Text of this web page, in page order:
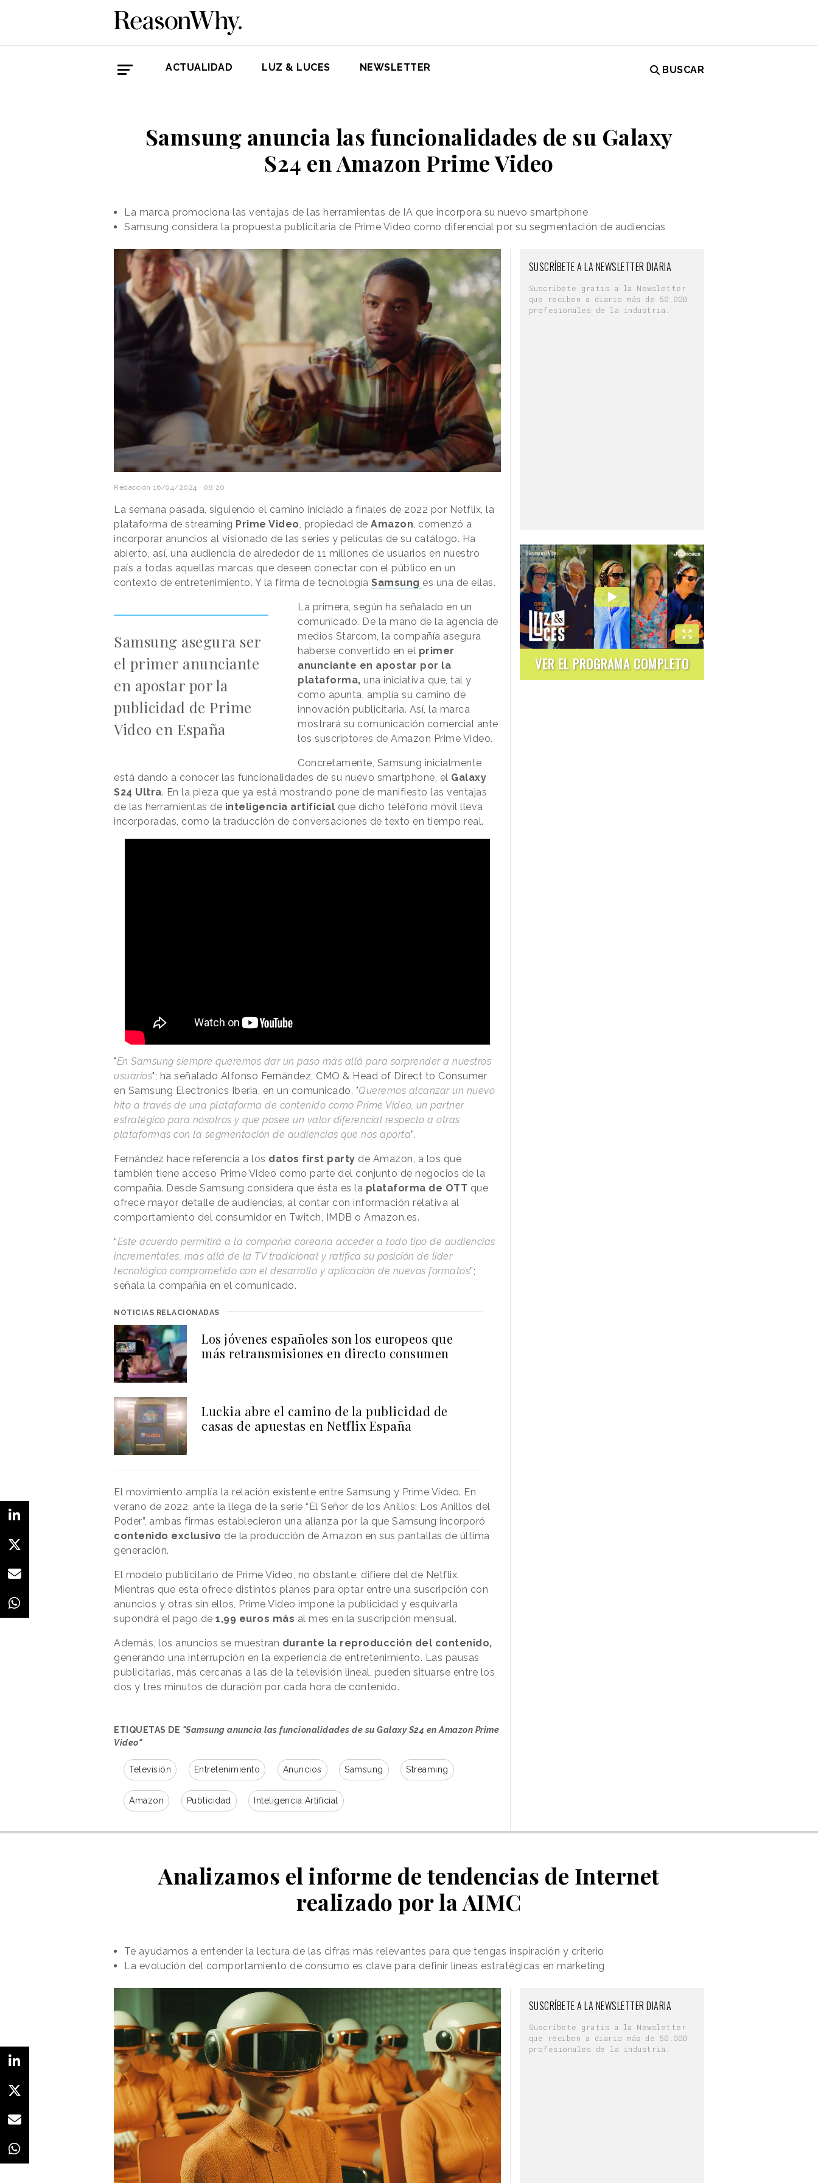
ACTUALIDAD LUZ & LUCES NEWSLETTER BUSCAR
Samsung anuncia las funcionalidades de su Galaxy
S24 en Amazon Prime Video
La marca promociona las ventajas de las herramientas de IA que incorpora su nuevo smartphone
Samsung considera la propuesta publicitaria de Prime Video como diferencial por su segmentación de audiencias
Redacción 16/04/2024 · 08:20
La semana pasada, siguiendo el camino iniciado a finales de 2022 por Netflix, la
plataforma de streaming Prime Video, propiedad de Amazon, comenzó a
incorporar anuncios al visionado de las series y películas de su catálogo. Ha
abierto, así, una audiencia de alrededor de 11 millones de usuarios en nuestro
país a todas aquellas marcas que deseen conectar con el público en un
contexto de entretenimiento. Y la firma de tecnología Samsung es una de ellas.
Samsung asegura ser
el primer anunciante
en apostar por la
publicidad de Prime
Video en España
La primera, según ha señalado en un
comunicado. De la mano de la agencia de
medios Starcom, la compañía asegura
haberse convertido en el primer
anunciante en apostar por la
plataforma, una iniciativa que, tal y
como apunta, amplía su camino de
innovación publicitaria. Así, la marca
mostrará su comunicación comercial ante
los suscriptores de Amazon Prime Video.
Concretamente, Samsung inicialmente
está dando a conocer las funcionalidades de su nuevo smartphone, el Galaxy
S24 Ultra. En la pieza que ya está mostrando pone de manifiesto las ventajas
de las herramientas de inteligencia artificial que dicho teléfono móvil lleva
incorporadas, como la traducción de conversaciones de texto en tiempo real.
"En Samsung siempre queremos dar un paso más allá para sorprender a nuestros
usuarios"; ha señalado Alfonso Fernández, CMO & Head of Direct to Consumer
en Samsung Electronics Iberia, en un comunicado. "Queremos alcanzar un nuevo
hito a través de una plataforma de contenido como Prime Video, un partner
estratégico para nosotros y que posee un valor diferencial respecto a otras
plataformas con la segmentación de audiencias que nos aporta”.
Fernández hace referencia a los datos first party de Amazon, a los que
también tiene acceso Prime Video como parte del conjunto de negocios de la
compañía. Desde Samsung considera que ésta es la plataforma de OTT que
ofrece mayor detalle de audiencias, al contar con información relativa al
comportamiento del consumidor en Twitch, IMDB o Amazon.es.
“Este acuerdo permitirá a la compañía coreana acceder a todo tipo de audiencias
incrementales, más allá de la TV tradicional y ratifica su posición de líder
tecnológico comprometido con el desarrollo y aplicación de nuevos formatos”;
señala la compañía en el comunicado.
NOTICIAS RELACIONADAS
Los jóvenes españoles son los europeos que
más retransmisiones en directo consumen
Luckia abre el camino de la publicidad de
casas de apuestas en Netflix España
El movimiento amplía la relación existente entre Samsung y Prime Video. En
verano de 2022, ante la llega de la serie “El Señor de los Anillos: Los Anillos del
Poder”, ambas firmas establecieron una alianza por la que Samsung incorporó
contenido exclusivo de la producción de Amazon en sus pantallas de última
generación.
El modelo publicitario de Prime Video, no obstante, difiere del de Netflix.
Mientras que esta ofrece distintos planes para optar entre una suscripción con
anuncios y otras sin ellos, Prime Video impone la publicidad y esquivarla
supondrá el pago de 1,99 euros más al mes en la suscripción mensual.
Además, los anuncios se muestran durante la reproducción del contenido,
generando una interrupción en la experiencia de entretenimiento. Las pausas
publicitarias, más cercanas a las de la televisión lineal, pueden situarse entre los
dos y tres minutos de duración por cada hora de contenido.
ETIQUETAS DE "Samsung anuncia las funcionalidades de su Galaxy S24 en Amazon Prime
Video"
Televisión Entretenimiento Anuncios Samsung Streaming
Amazon Publicidad Inteligencia Artificial
SUSCRÍBETE A LA NEWSLETTER DIARIA
Suscríbete gratis a la Newsletter
que reciben a diario más de 50.000
profesionales de la industria.
VER EL PROGRAMA COMPLETO
Analizamos el informe de tendencias de Internet
realizado por la AIMC
Te ayudamos a entender la lectura de las cifras más relevantes para que tengas inspiración y criterio
La evolución del comportamiento de consumo es clave para definir líneas estratégicas en marketing
SUSCRÍBETE A LA NEWSLETTER DIARIA
Suscríbete gratis a la Newsletter
que reciben a diario más de 50.000
profesionales de la industria.